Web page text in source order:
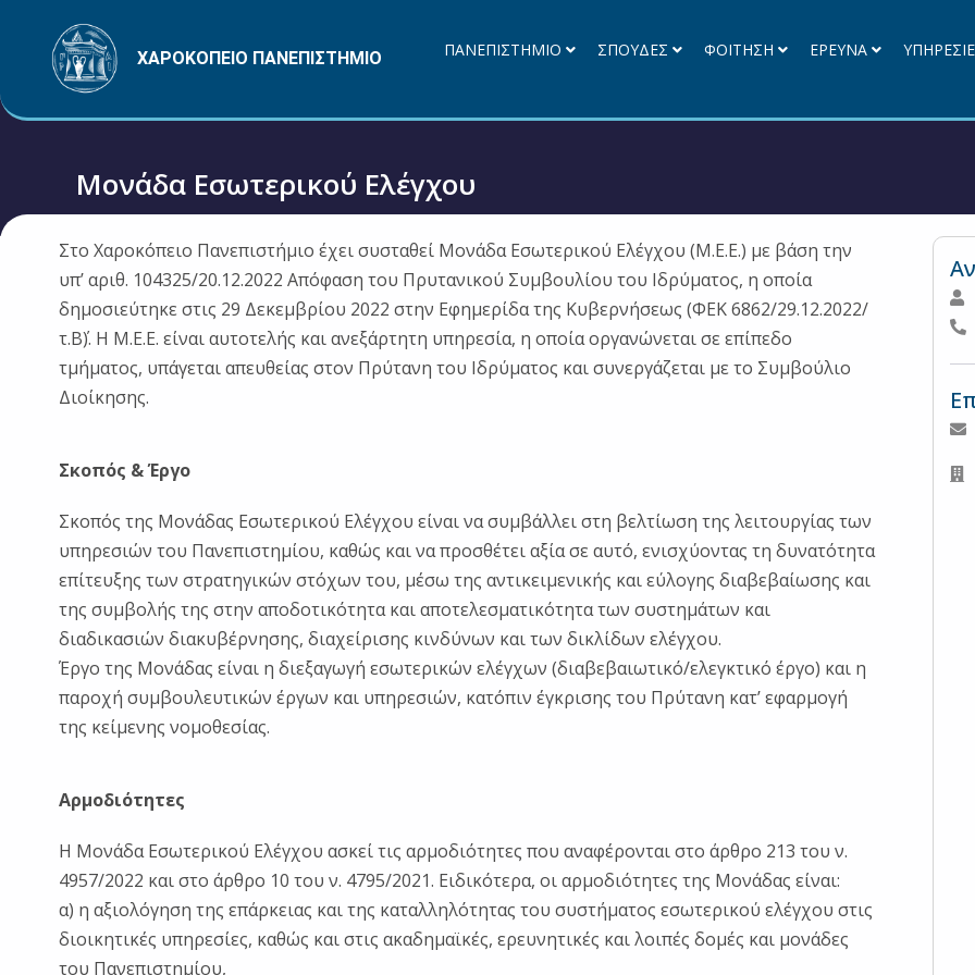
περιεχόμενο
ΧΑΡΟΚΟΠΕΙΟ ΠΑΝΕΠΙΣΤΗΜΙΟ ΠΑΝΕΠΙΣΤΗΜΙΟ ΣΠΟΥΔΕΣ ΦΟΙΤΗΣΗ ΕΡΕΥΝΑ
Μονάδα Εσωτερικού Ελέγχου
Στο Χαροκόπειο Πανεπιστήμιο έχει συσταθεί Μονάδα Εσωτερικού Ελέγχου (Μ.Ε.Ε.) με βάση την
υπ’ αριθ. 104325/20.12.2022 Απόφαση του Πρυτανικού Συμβουλίου του Ιδρύματος, η οποία
δημοσιεύτηκε στις 29 Δεκεμβρίου 2022 στην Εφημερίδα της Κυβερνήσεως (ΦΕΚ 6862/29.12.2022/
τ.Β΄). Η Μ.Ε.Ε. είναι αυτοτελής και ανεξάρτητη υπηρεσία, η οποία οργανώνεται σε επίπεδο
τμήματος, υπάγεται απευθείας στον Πρύτανη του Ιδρύματος και συνεργάζεται με το Συμβούλιο
Διοίκησης.
Σκοπός & Έργο
Σκοπός της Μονάδας Εσωτερικού Ελέγχου είναι να συμβάλλει στη βελτίωση της λειτουργίας των
υπηρεσιών του Πανεπιστημίου, καθώς και να προσθέτει αξία σε αυτό, ενισχύοντας τη δυνατότητα
επίτευξης των στρατηγικών στόχων του, μέσω της αντικειμενικής και εύλογης διαβεβαίωσης και
της συμβολής της στην αποδοτικότητα και αποτελεσματικότητα των συστημάτων και
διαδικασιών διακυβέρνησης, διαχείρισης κινδύνων και των δικλίδων ελέγχου.
Έργο της Μονάδας είναι η διεξαγωγή εσωτερικών ελέγχων (διαβεβαιωτικό/ελεγκτικό έργο) και η
παροχή συμβουλευτικών έργων και υπηρεσιών, κατόπιν έγκρισης του Πρύτανη κατ’ εφαρμογή
της κείμενης νομοθεσίας.
Αρμοδιότητες
Η Μονάδα Εσωτερικού Ελέγχου ασκεί τις αρμοδιότητες που αναφέρονται στο άρθρο 213 του ν.
4957/2022 και στο άρθρο 10 του ν. 4795/2021. Ειδικότερα, οι αρμοδιότητες της Μονάδας είναι:
α) η αξιολόγηση της επάρκειας και της καταλληλότητας του συστήματος εσωτερικού ελέγχου στις
διοικητικές υπηρεσίες, καθώς και στις ακαδημαϊκές, ερευνητικές και λοιπές δομές και μονάδες
του Πανεπιστημίου,